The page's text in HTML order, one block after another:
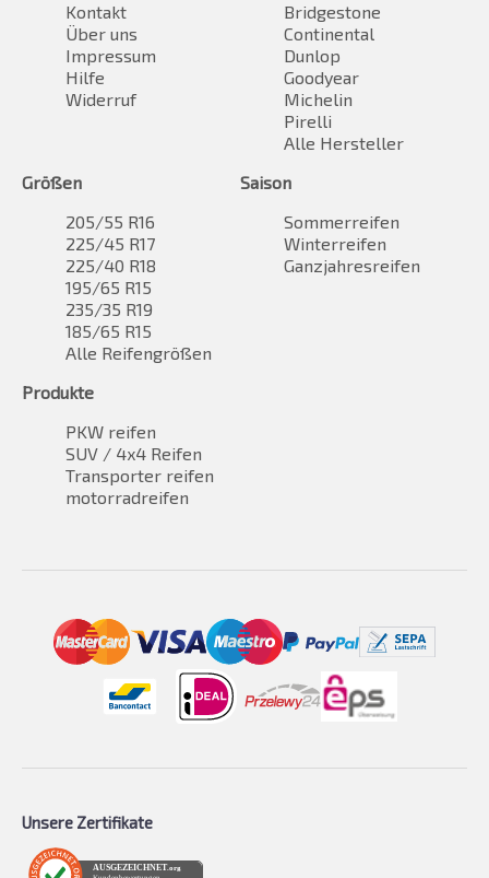
Kontakt
Über uns
Impressum
Hilfe
Widerruf
Bridgestone
Continental
Dunlop
Goodyear
Michelin
Pirelli
Alle Hersteller
Größen
205/55 R16
225/45 R17
225/40 R18
195/65 R15
235/35 R19
185/65 R15
Alle Reifengrößen
Saison
Sommerreifen
Winterreifen
Ganzjahresreifen
Produkte
PKW reifen
SUV / 4x4 Reifen
Transporter reifen
motorradreifen
Unsere Zertifikate
AUSGEZEICHNET.org